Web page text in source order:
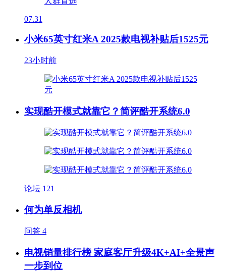
07.31
小米65英寸红米A 2025款电视补贴后1525元
23小时前
实现酷开模式就靠它？简评酷开系统6.0
论坛 121
何为单反相机
问答 4
电视销量排行榜 家庭客厅升级4K+AI+全景声
一步到位